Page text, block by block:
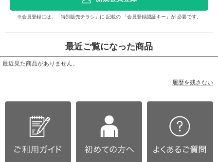
※会員登録には、「特別販売チラシ」に 記載の 「会員登録認証キー」が 必要です。
最近ご覧になった商品
最近見た商品がありません。
履歴を残さない